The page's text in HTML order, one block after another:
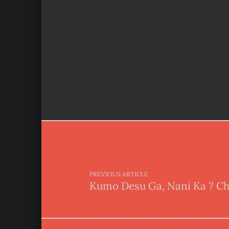
Post navigation
PREVIOUS ARTICLE
Kumo Desu Ga, Nani Ka ?